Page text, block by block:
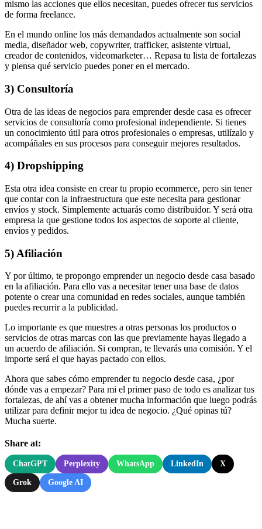
mismo las acciones que ellos necesitan, puedes ofrecer tus servicios
de forma freelance.
En el mundo online los más demandados actualmente son social
media, diseñador web, copywriter, trafficker, asistente virtual,
creador de contenidos, videomarketer… Repasa tu lista de fortalezas
y piensa qué servicio puedes poner en el mercado.
3) Consultoría
Otra de las ideas de negocios para emprender desde casa es ofrecer
servicios de consultoría como profesional independiente. Si tienes
un conocimiento útil para otros profesionales o empresas, utilízalo y
acompáñales en sus procesos para conseguir mejores resultados.
4) Dropshipping
Esta otra idea consiste en crear tu propio ecommerce, pero sin tener
que contar con la infraestructura que este necesita para gestionar
envíos y stock. Simplemente actuarás como distribuidor. Y será otra
empresa la que gestione todos los aspectos de soporte al cliente,
envíos y pedidos.
5) Afiliación
Y por último, te propongo emprender un negocio desde casa basado
en la afiliación. Para ello vas a necesitar tener una base de datos
potente o crear una comunidad en redes sociales, aunque también
puedes recurrir a la publicidad.
Lo importante es que muestres a otras personas los productos o
servicios de otras marcas con las que previamente hayas llegado a
un acuerdo de afiliación. Si compran, te llevarás una comisión. Y el
importe será el que hayas pactado con ellos.
Ahora que sabes cómo emprender tu negocio desde casa, ¿por
dónde vas a empezar? Para mi el primer paso de todo es analizar tus
fortalezas, de ahí vas a obtener mucha información que luego podrás
utilizar para definir mejor tu idea de negocio. ¿Qué opinas tú?
Mucha suerte.
Share at:
ChatGPT Perplexity WhatsApp LinkedIn X
Grok Google AI